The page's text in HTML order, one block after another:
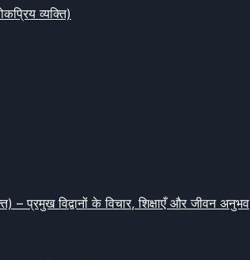
व्यक्ति)
– प्रमुख विद्वानों के विचार, शिक्षाएँ और जीवन अनुभव